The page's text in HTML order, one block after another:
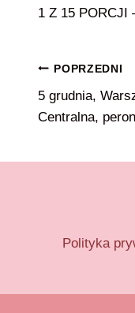
1 Z 15 PORCJI
Nawigacja
wpisu
POPRZEDNI
5 grudnia,
Centralna,
Polityka